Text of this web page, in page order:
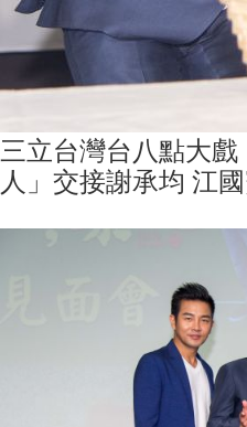
三立台灣台八點大
人」交接謝承均 江